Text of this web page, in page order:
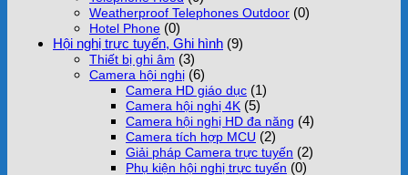
Weatherproof Telephones Outdoor (0)
Hotel Phone (0)
Hội nghị trực tuyến, Ghi hình (9)
Thiết bị ghi âm (3)
Camera hội nghị (6)
Camera HD giáo dục (1)
Camera hội nghị 4K (5)
Camera hội nghị HD đa năng (4)
Camera tích hợp MCU (2)
Giải pháp Camera trực tuyến (2)
Phụ kiện hội nghị trực tuyến (0)